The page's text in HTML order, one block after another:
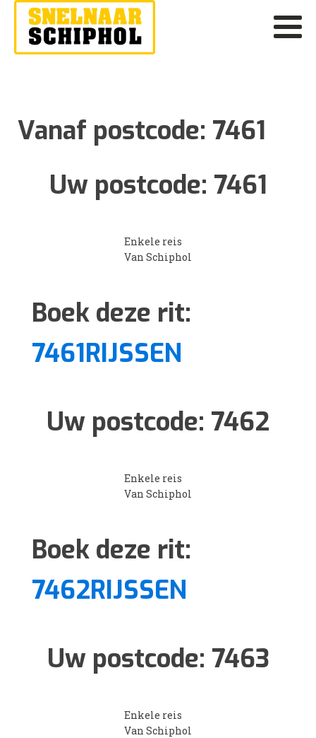
Vanaf postcode: 7461
Uw postcode: 7461
Enkele reis
Van Schiphol
Boek deze rit:
7461RIJSSEN
Uw postcode: 7462
Enkele reis
Van Schiphol
Boek deze rit:
7462RIJSSEN
Uw postcode: 7463
Enkele reis
Van Schiphol